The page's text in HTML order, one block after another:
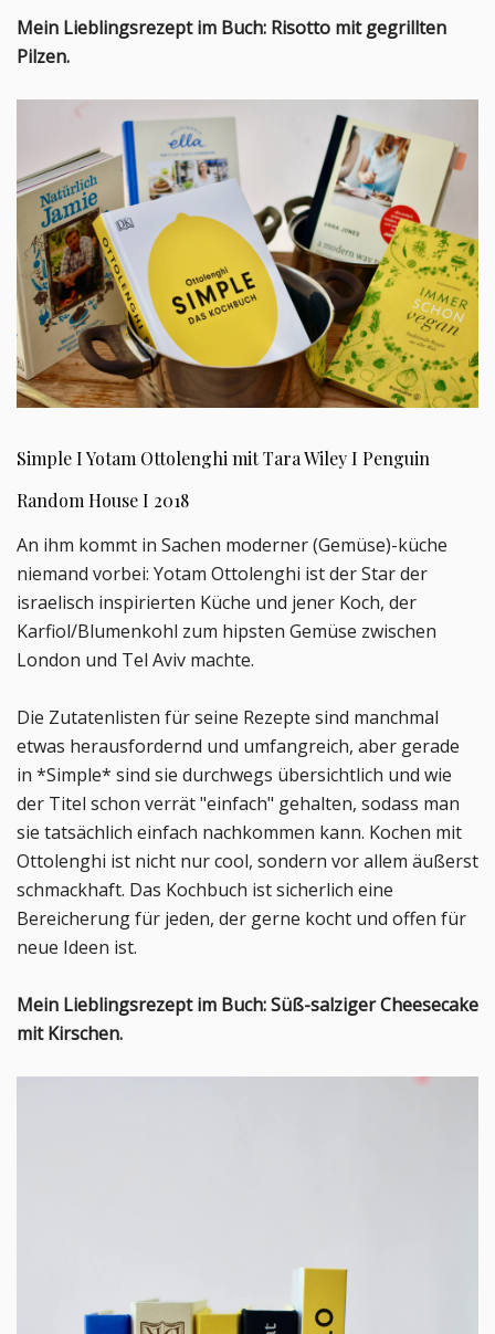
Mein Lieblingsrezept im Buch: Risotto mit gegrillten
Pilzen.
Simple I Yotam Ottolenghi mit Tara Wiley I Penguin
Random House I 2018
An ihm kommt in Sachen moderner (Gemüse)-küche
niemand vorbei: Yotam Ottolenghi ist der Star der
israelisch inspirierten Küche und jener Koch, der
Karfiol/Blumenkohl zum hipsten Gemüse zwischen
London und Tel Aviv machte.
Die Zutatenlisten für seine Rezepte sind manchmal
etwas herausfordernd und umfangreich, aber gerade
in *Simple* sind sie durchwegs übersichtlich und wie
der Titel schon verrät "einfach" gehalten, sodass man
sie tatsächlich einfach nachkommen kann. Kochen mit
Ottolenghi ist nicht nur cool, sondern vor allem äußerst
schmackhaft. Das Kochbuch ist sicherlich eine
Bereicherung für jeden, der gerne kocht und offen für
neue Ideen ist.
Mein Lieblingsrezept im Buch: Süß-salziger Cheesecake
mit Kirschen.